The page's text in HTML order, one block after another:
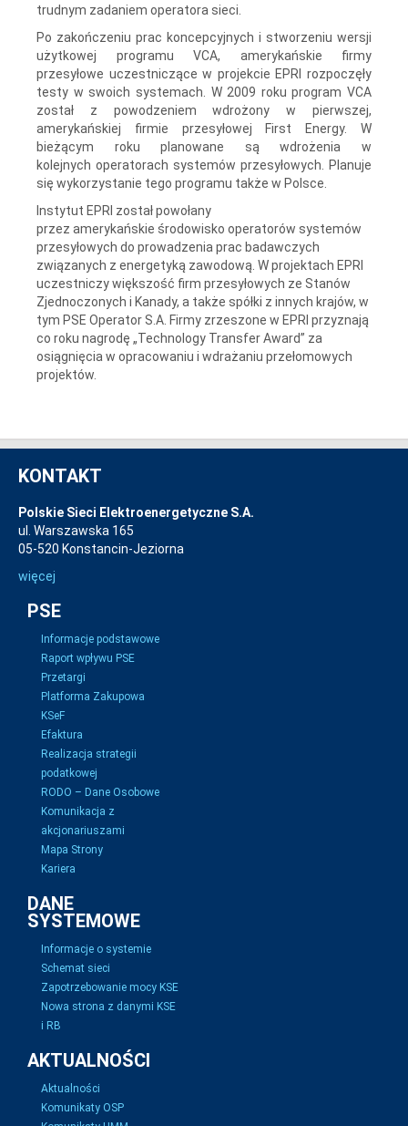
trudnym zadaniem operatora sieci.
Po zakończeniu prac koncepcyjnych i stworzeniu wersji
użytkowej programu VCA, amerykańskie firmy
przesyłowe uczestniczące w projekcie EPRI rozpoczęły
testy w swoich systemach. W 2009 roku program VCA
został z powodzeniem wdrożony w pierwszej,
amerykańskiej firmie przesyłowej First Energy. W
bieżącym roku planowane są wdrożenia w
kolejnych operatorach systemów przesyłowych. Planuje
się wykorzystanie tego programu także w Polsce.
Instytut EPRI został powołany
przez amerykańskie środowisko operatorów systemów
przesyłowych do prowadzenia prac badawczych
związanych z energetyką zawodową. W projektach EPRI
uczestniczy większość firm przesyłowych ze Stanów
Zjednoczonych i Kanady, a także spółki z innych krajów, w
tym PSE Operator S.A. Firmy zrzeszone w EPRI przyznają
co roku nagrodę „Technology Transfer Award” za
osiągnięcia w opracowaniu i wdrażaniu przełomowych
projektów.
KONTAKT
Polskie Sieci Elektroenergetyczne S.A.
ul. Warszawska 165
05-520 Konstancin-Jeziorna
więcej
PSE
Informacje podstawowe
Raport wpływu PSE
Przetargi
Platforma Zakupowa
KSeF
Efaktura
Realizacja strategii
podatkowej
RODO – Dane Osobowe
Komunikacja z
akcjonariuszami
Mapa Strony
Kariera
DANE
SYSTEMOWE
Informacje o systemie
Schemat sieci
Zapotrzebowanie mocy KSE
Nowa strona z danymi KSE
i RB
AKTUALNOŚCI
Aktualności
Komunikaty OSP